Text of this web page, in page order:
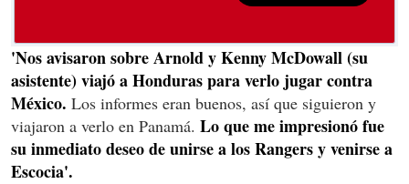
'Nos avisaron sobre Arnold y Kenny McDowall (su
asistente) viajó a Honduras para verlo jugar contra
México. Los informes eran buenos, así que siguieron y
viajaron a verlo en Panamá. Lo que me impresionó fue
su inmediato deseo de unirse a los Rangers y venirse a
Escocia'.